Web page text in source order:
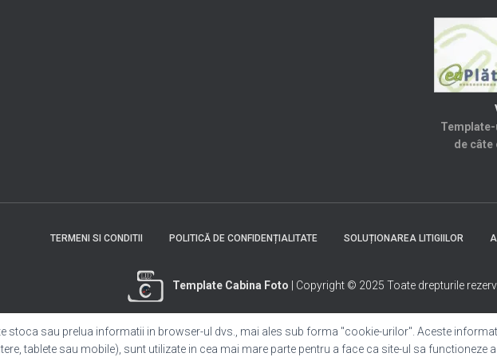
de câte
TERMENI SI CONDITII POLITICĂ DE CONFIDENȚIALITATE SOLUȚIONAREA LITIGIILOR
Template Cabina Foto | Copyright © 2025 Toate drepturile
stoca sau prelua informatii in browser-ul dvs., mai ales sub forma "cookie-urilor". Aceste
tablete sau mobile), sunt utilizate in cea mai mare parte pentru a face ca site-ul sa functioneze